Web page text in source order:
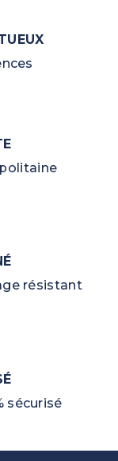
résistant
sécurisé